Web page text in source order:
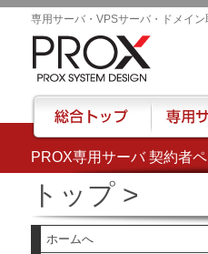
PROX専用サーバ 契約者
専用サーバ・VPSサーバ・ドメイ
トップ>
ホームへ
総合トップ 専用サーバー